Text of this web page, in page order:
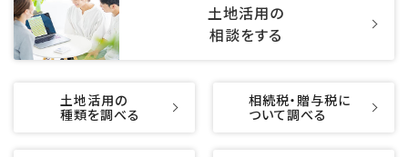
土地活用の
相談をする
土地活用の
種類を調べる
相続税・贈与税に
ついて調べる